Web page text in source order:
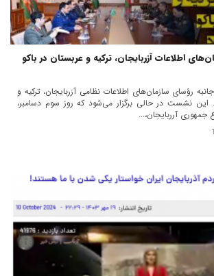
اطلاعات آزربایجان، ترکیه و عربستان در باکو
رؤسای سازمان‌های اطلاعات نظامی آزربایجان، ترکیه و
نشست در حالی برگزار می‌شود که روز سوم دسامبر،
آرربایجان،...